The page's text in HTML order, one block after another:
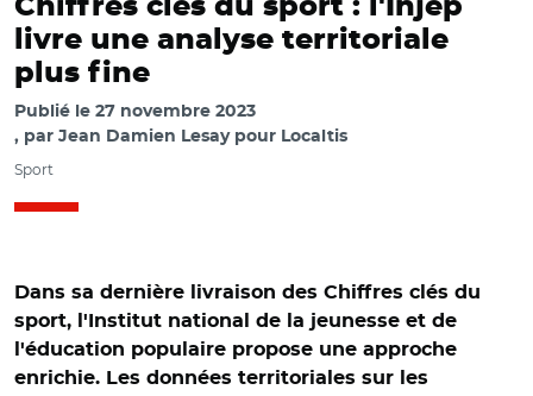
Chiffres clés du sport : l'Injep
livre une analyse territoriale
plus fine
Publié le 27 novembre 2023
par Jean Damien Lesay pour Localtis
Sport
Dans sa dernière livraison des Chiffres clés du
sport, l'Institut national de la jeunesse et de
l'éducation populaire propose une approche
enrichie. Les données territoriales sur les